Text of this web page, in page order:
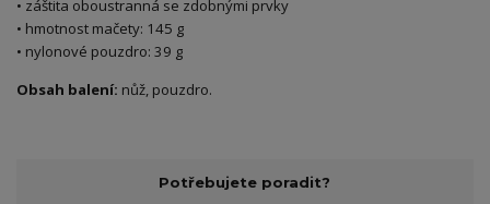
• záštita oboustranná se zdobnými prvky
• hmotnost mačety: 145 g
• nylonové pouzdro: 39 g
Obsah balení: nůž, pouzdro.
Potřebujete poradit?